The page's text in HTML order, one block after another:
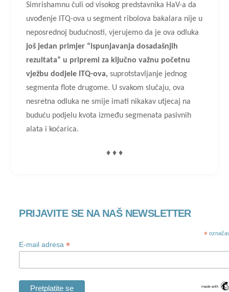
Simrishamnu čuli od visokog predstavnika HaV-a da
uvođenje ITQ-ova u segment ribolova bakalara nije u
neposrednoj budućnosti, vjerujemo da je ova odluka
još jedan primjer “ispunjavanja dosadašnjih
rezultata” u pripremi za ključno važnu početnu
vježbu dodjele ITQ-ova,suprotstavljanje jednog
segmenta flote drugome. U svakom slučaju, ova
nesretna odluka ne smije imati nikakav utjecaj na
buduću podjelu kvota između segmenata pasivnih
alata i koćarica.
♦ ♦ ♦
PRIJAVITE SE NA NAŠ NEWSLETTER
*
E-mail adresa*